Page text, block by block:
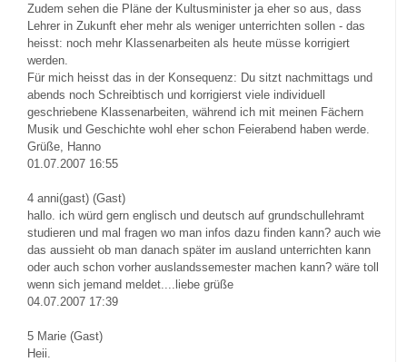
Zudem sehen die Pläne der Kultusminister ja eher so aus, dass
Lehrer in Zukunft eher mehr als weniger unterrichten sollen - das
heisst: noch mehr Klassenarbeiten als heute müsse korrigiert
werden.
Für mich heisst das in der Konsequenz: Du sitzt nachmittags und
abends noch Schreibtisch und korrigierst viele individuell
geschriebene Klassenarbeiten, während ich mit meinen Fächern
Musik und Geschichte wohl eher schon Feierabend haben werde.
Grüße, Hanno
01.07.2007 16:55
4 anni(gast) (Gast)
hallo. ich würd gern englisch und deutsch auf grundschullehramt
studieren und mal fragen wo man infos dazu finden kann? auch wie
das aussieht ob man danach später im ausland unterrichten kann
oder auch schon vorher auslandssemester machen kann? wäre toll
wenn sich jemand meldet....liebe grüße
04.07.2007 17:39
5 Marie (Gast)
Heii.